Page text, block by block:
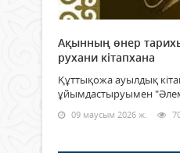
Ақынның өнер
рухани кітапхана
Құттықожа ауылдық
ұйымдастыруымен
09 маусым 2026 ж.